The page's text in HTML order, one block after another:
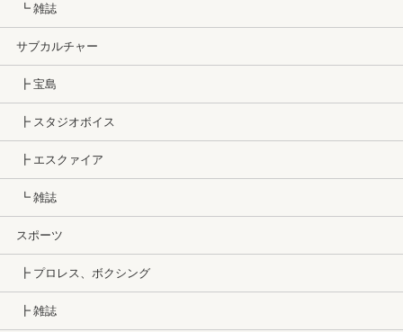
┗ 雑誌
サブカルチャー
┣ 宝島
┣ スタジオボイス
┣ エスクァイア
┗ 雑誌
スポーツ
┣ プロレス、ボクシング
┣ 雑誌